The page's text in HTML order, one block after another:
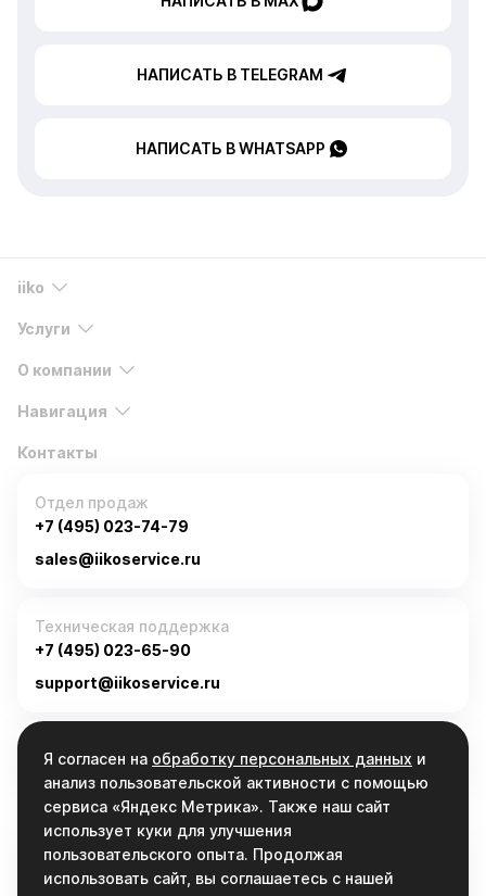
НАПИСАТЬ В TELEGRAM
НАПИСАТЬ В WHATSAPP
iiko
Услуги
О компании
Навигация
Контакты
Отдел продаж
+7 (495) 023-74-79
sales@iikoservice.ru
Техническая поддержка
+7 (495) 023-65-90
support@iikoservice.ru
График работы
Пн-Пт, 9:00 - 19:00
Связаться
info@iikoservice.ru
Я согласен на обработку персональных данных и
анализ пользовательской активности с помощью
сервиса «Яндекс Метрика». Также наш сайт
использует куки для улучшения
пользовательского опыта. Продолжая
использовать сайт, вы соглашаетесь с нашей